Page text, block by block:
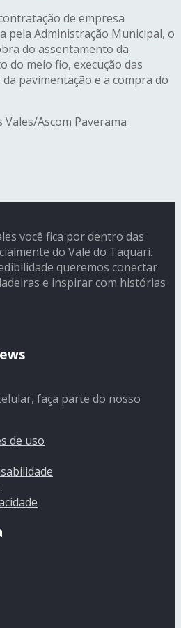
de empresa
pela Administração Municipal, o
do assentamento da
do meio fio, execução das
pavimentação e a compra do
Ascom Paverama
você fica por dentro das
do Vale do Taquari.
queremos conectar
e inspirar com histórias
faça parte do nosso
de uso